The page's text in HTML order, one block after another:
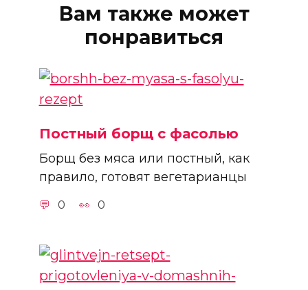
Вам также может
понравиться
Постный борщ с фасолью
Борщ без мяса или постный, как
правило, готовят вегетарианцы
0 0